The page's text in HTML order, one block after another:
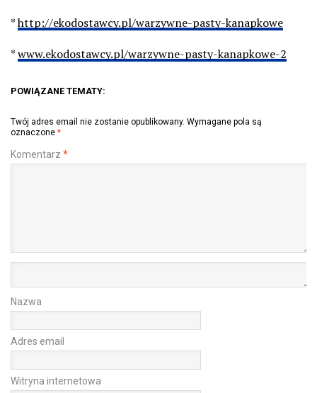
*http://ekodostawcy.pl/warzywne-pasty-kanapkowe
*www.ekodostawcy.pl/warzywne-pasty-kanapkowe-2
POWIĄZANE TEMATY:
Twój adres email nie zostanie opublikowany. Wymagane pola są
oznaczone *
Komentarz *
Nazwa
Adres email
Witryna internetowa